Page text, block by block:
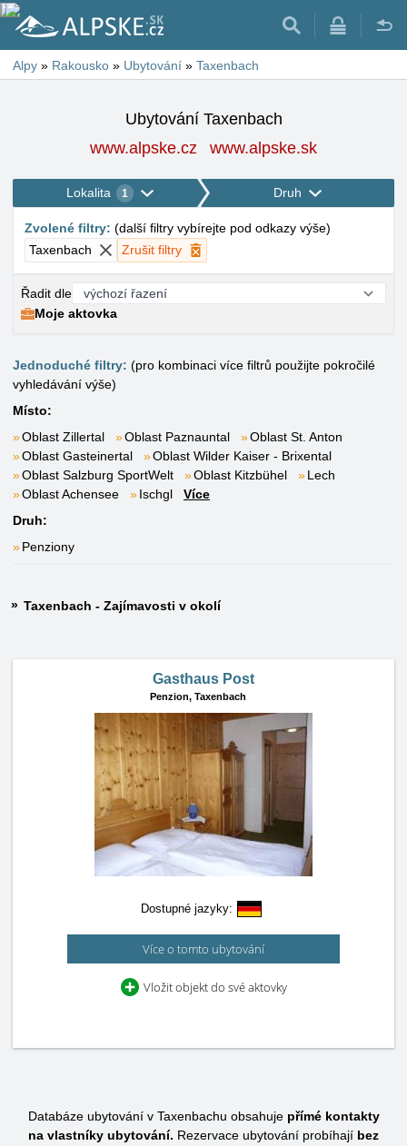
Alpy » Rakousko » Ubytování » Taxenbach
Ubytování Taxenbach
www.alpske.cz
www.alpske.sk
Lokalita 1 Druh
Zvolené filtry: (další filtry vybírejte pod odkazy výše)
Taxenbach
Zrušit filtry
Řadit dle
Moje aktovka
Jednoduché filtry: (pro kombinaci více filtrů použijte pokročilé
vyhledávání výše)
Místo:
Oblast Zillertal
Oblast Paznauntal
Oblast St. Anton
Oblast Gasteinertal
Oblast Wilder Kaiser - Brixental
Oblast Salzburg SportWelt
Oblast Kitzbühel
Lech
Oblast Achensee
Ischgl
Více
Druh:
Penziony
Taxenbach - Zajímavosti v okolí
Gasthaus Post
Penzion, Taxenbach
Dostupné jazyky:
Více o tomto ubytování
Vložit objekt do své aktovky
Databáze ubytování v Taxenbachu obsahuje přímé kontakty
na vlastníky ubytování. Rezervace ubytování probíhají bez